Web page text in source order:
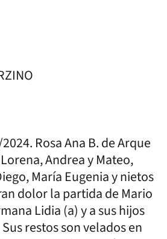
Rosa Ana B. de Arque
Andrea y Mateo,
María Eugenia y nietos
dolor la partida de Mario
Lidia (a) y a sus hijos
restos son velados en